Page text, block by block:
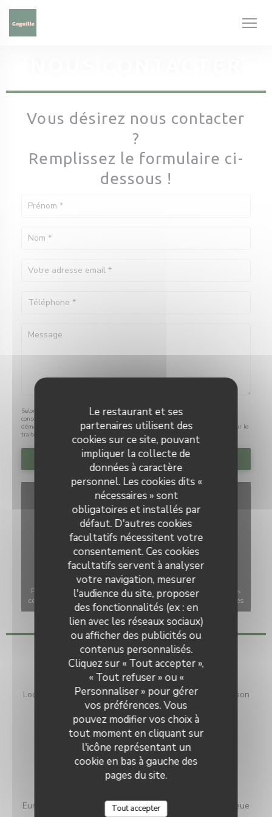
Personnalisation de vos choix en matière de cookies
Le restaurant et ses
partenaires utilisent des
cookies sur ce site, pouvant
impliquer la collecte de
données à caractère
personnel. Les cookies dits «
nécessaires » sont
obligatoires et installés par
défaut. D'autres cookies
facultatifs nécessitent votre
consentement. Ces cookies
facultatifs servent à analyser
votre navigation, mesurer
l'audience du site, proposer
des fonctionnalités (ex : en
lien avec les réseaux sociaux)
ou afficher des publicités ou
contenus personnalisés.
Cliquez sur « Tout accepter »,
« Tout refuser » ou «
Personnaliser » pour gérer
vos préférences. Vous
pouvez modifier vos choix à
tout moment en cliquant sur
l'icône représentant un
cookie en bas à gauche des
pages du site.
Tout accepter
Vous désirez nous contacter
?
Remplissez le formulaire ci-
dessous !
Selon l'article L.223-2 du code de la consommation, il est rappelé que le
consommateur peut user de son droit à s'inscrire sur la liste d'opposition au
démarchage téléphonique Bloctel : bloctel.gouv.fr. Pour plus d'informations sur le
traitement de vos données, consultez notre politique de confidentialité
Pour afficher la carte interactive Waze, vous devez accepter les
cookies Waze Map (Google). Ces cookies peuvent collecter des
données de navigation et de localisation.
Autoriser
Infos pratiques
Cuisine
Locale, Produits frais, Française Traditionnelle, Fait maison
Type de restaurant
Bistrot
Services
Cuisine ouverte, Terrasse
Eurocard/Mastercard, Espèces, Visa, Chèques, Carte Bleue